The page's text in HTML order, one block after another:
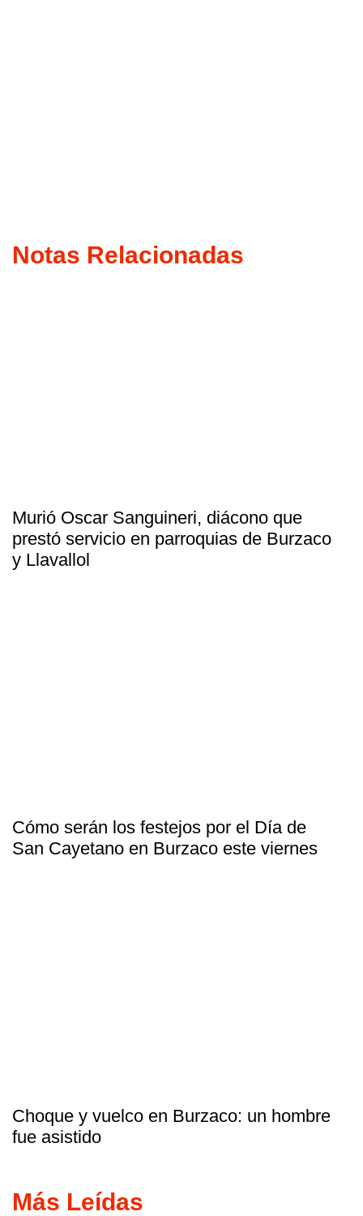
Notas Relacionadas
Murió Oscar Sanguineri, diácono que
prestó servicio en parroquias de Burzaco
y Llavallol
Cómo serán los festejos por el Día de
San Cayetano en Burzaco este viernes
Choque y vuelco en Burzaco: un hombre
fue asistido
Más Leídas